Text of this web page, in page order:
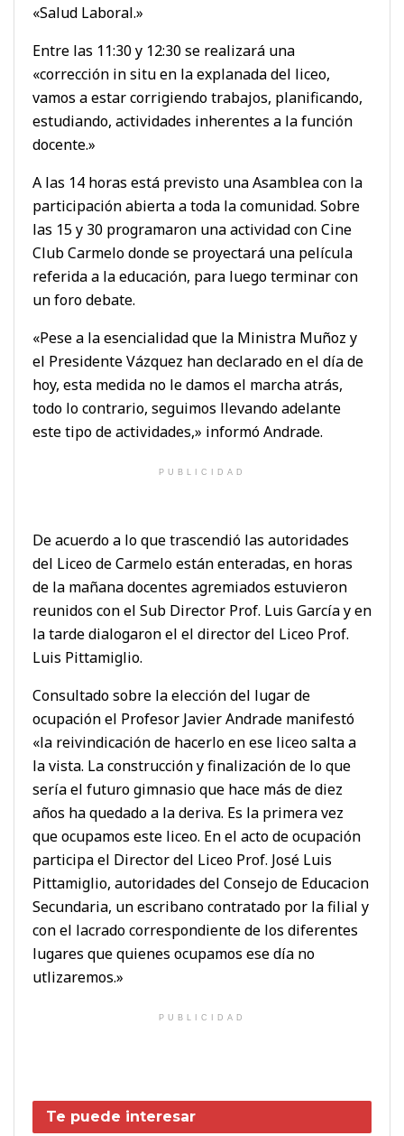
«Salud Laboral.»
Entre las 11:30 y 12:30 se realizará una
«corrección in situ en la explanada del liceo,
vamos a estar corrigiendo trabajos, planificando,
estudiando, actividades inherentes a la función
docente.»
A las 14 horas está previsto una Asamblea con la
participación abierta a toda la comunidad. Sobre
las 15 y 30 programaron una actividad con Cine
Club Carmelo donde se proyectará una película
referida a la educación, para luego terminar con
un foro debate.
«Pese a la esencialidad que la Ministra Muñoz y
el Presidente Vázquez han declarado en el día de
hoy, esta medida no le damos el marcha atrás,
todo lo contrario, seguimos llevando adelante
este tipo de actividades,» informó Andrade.
PUBLICIDAD
De acuerdo a lo que trascendió las autoridades
del Liceo de Carmelo están enteradas, en horas
de la mañana docentes agremiados estuvieron
reunidos con el Sub Director Prof. Luis García y en
la tarde dialogaron el el director del Liceo Prof.
Luis Pittamiglio.
Consultado sobre la elección del lugar de
ocupación el Profesor Javier Andrade manifestó
«la reivindicación de hacerlo en ese liceo salta a
la vista. La construcción y finalización de lo que
sería el futuro gimnasio que hace más de diez
años ha quedado a la deriva. Es la primera vez
que ocupamos este liceo. En el acto de ocupación
participa el Director del Liceo Prof. José Luis
Pittamiglio, autoridades del Consejo de Educacion
Secundaria, un escribano contratado por la filial y
con el lacrado correspondiente de los diferentes
lugares que quienes ocupamos ese día no
utlizaremos.»
PUBLICIDAD
Te puede interesar